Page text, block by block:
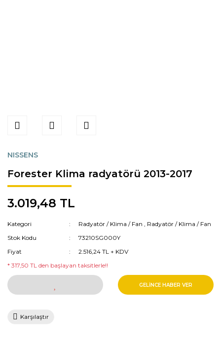
NISSENS
Forester Klima radyatörü 2013-2017
3.019,48 TL
Kategori Radyatör / Klima / Fan , Radyatör / Klima / Fan
Stok Kodu
73210SG000Y
Fiyat
2.516,24 TL + KDV
* 317,50 TL den başlayan taksitlerle!!
GELİNCE HABER VER
Karşılaştır